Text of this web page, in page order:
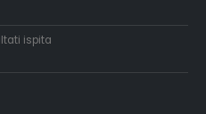
ispita